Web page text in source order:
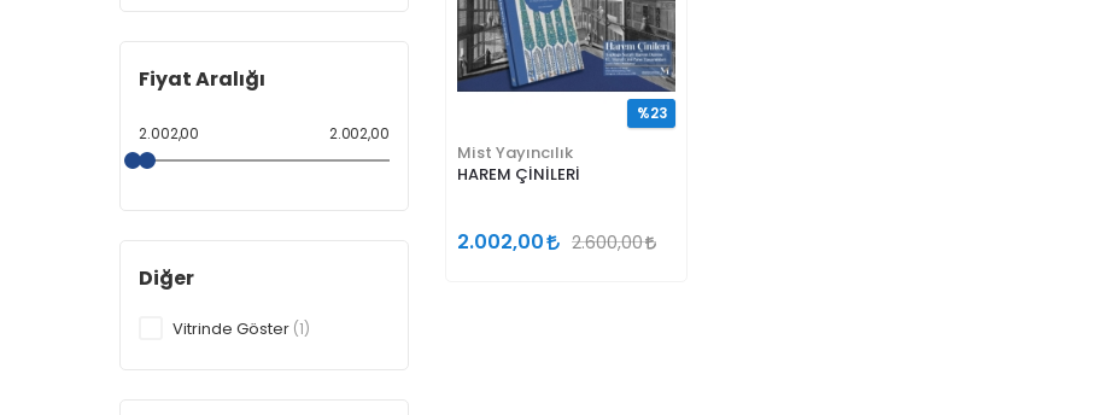
Mist Yayıncılık
HAREM ÇİNİLERİ
2.002,00 2.600,00
%23
Fiyat Aralığı
2.002,00 2.002,00
Diğer
Vitrinde Göster (1)